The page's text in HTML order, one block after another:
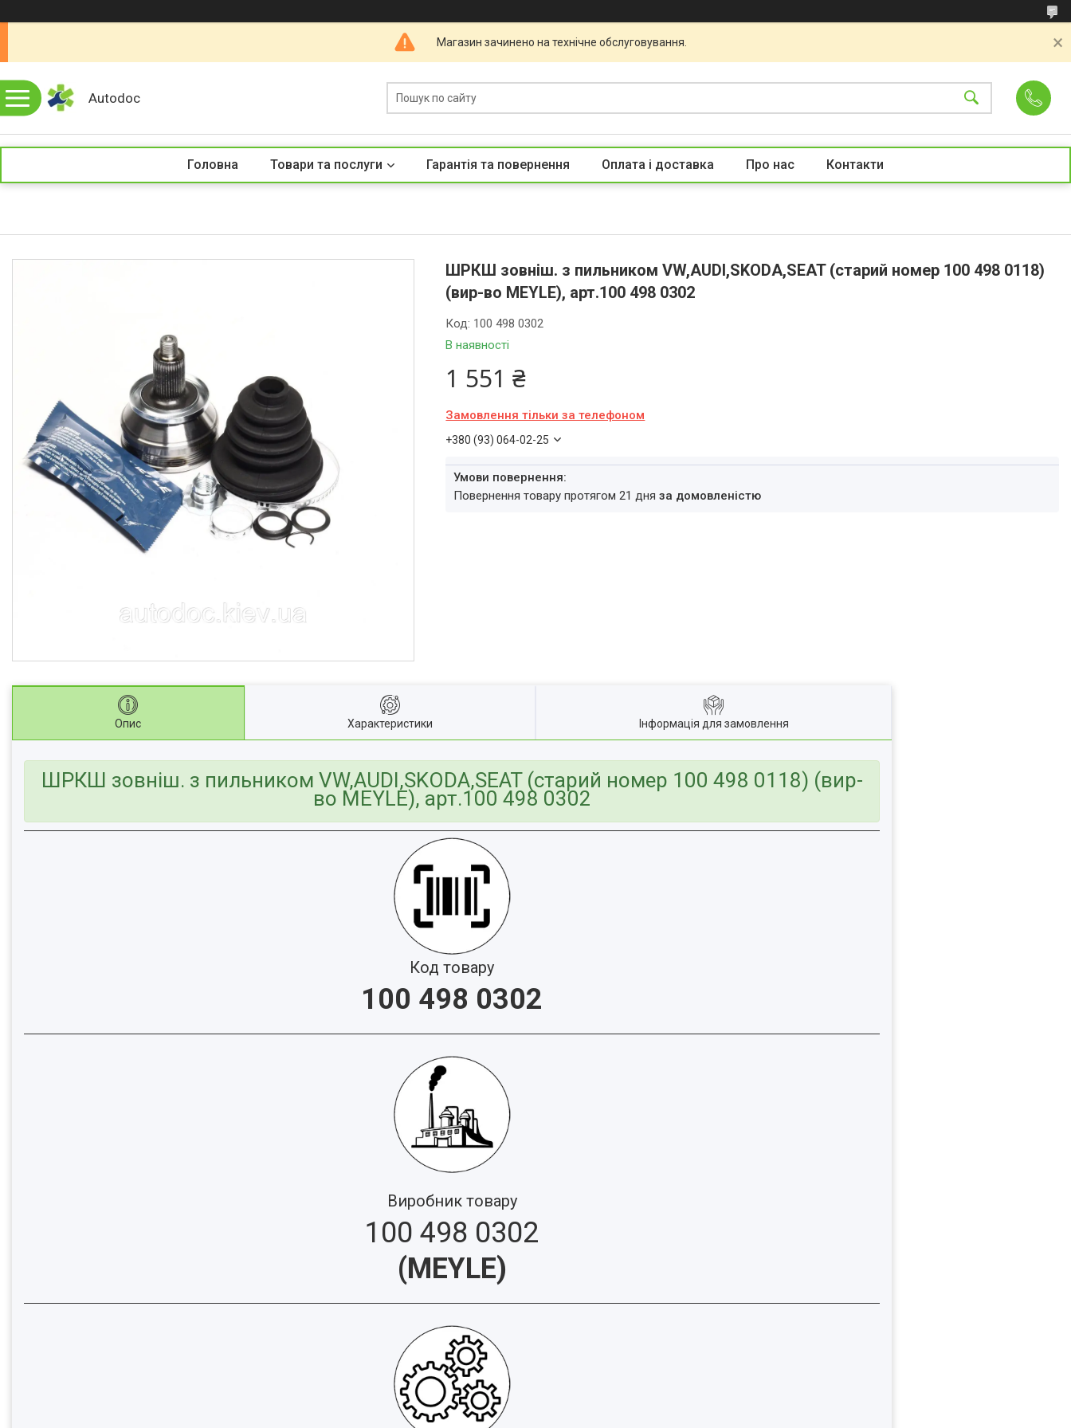
Магазин зачинено на технічне обслуговування.
Autodoc
Головна Товари та послуги Гарантія та повернення Оплата і доставка Про нас Контакти
ШРКШ зовніш. з пильником VW,AUDI,SKODA,SEAT (старий номер 100 498 0118)
(вир-во MEYLE), арт.100 498 0302
В наявності
Код: 100 498 0302
1 551 ₴
Замовлення тільки за телефоном
+380 (93) 064-02-25
повернення товару протягом 21 дняза домовленістю
Опис Характеристики Інформація для замовлення
ШРКШ зовніш. з пильником VW,AUDI,SKODA,SEAT (старий номер 100 498 0118) (вир-
во MEYLE), арт.100 498 0302
Код товару
100 498 0302
Виробник товару
100 498 0302
(MEYLE)